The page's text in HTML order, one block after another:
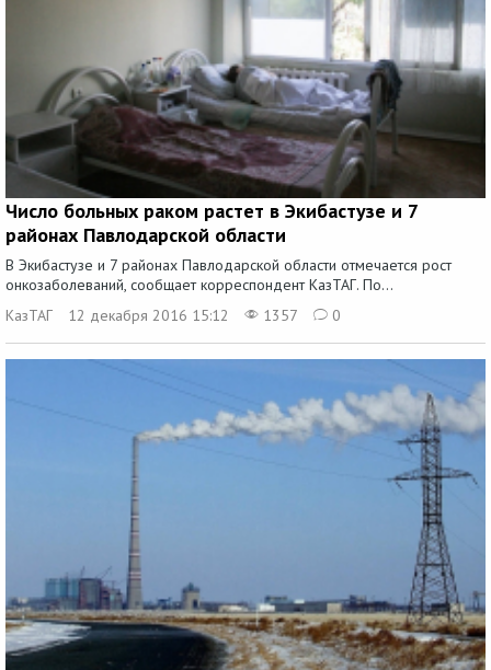
Число больных раком растет в Экибастузе и 7
районах Павлодарской области
В Экибастузе и 7 районах Павлодарской области отмечается рост
онкозаболеваний, сообщает корреспондент КазТАГ. По...
КазТАГ
12 декабря 2016 15:12 1357 0